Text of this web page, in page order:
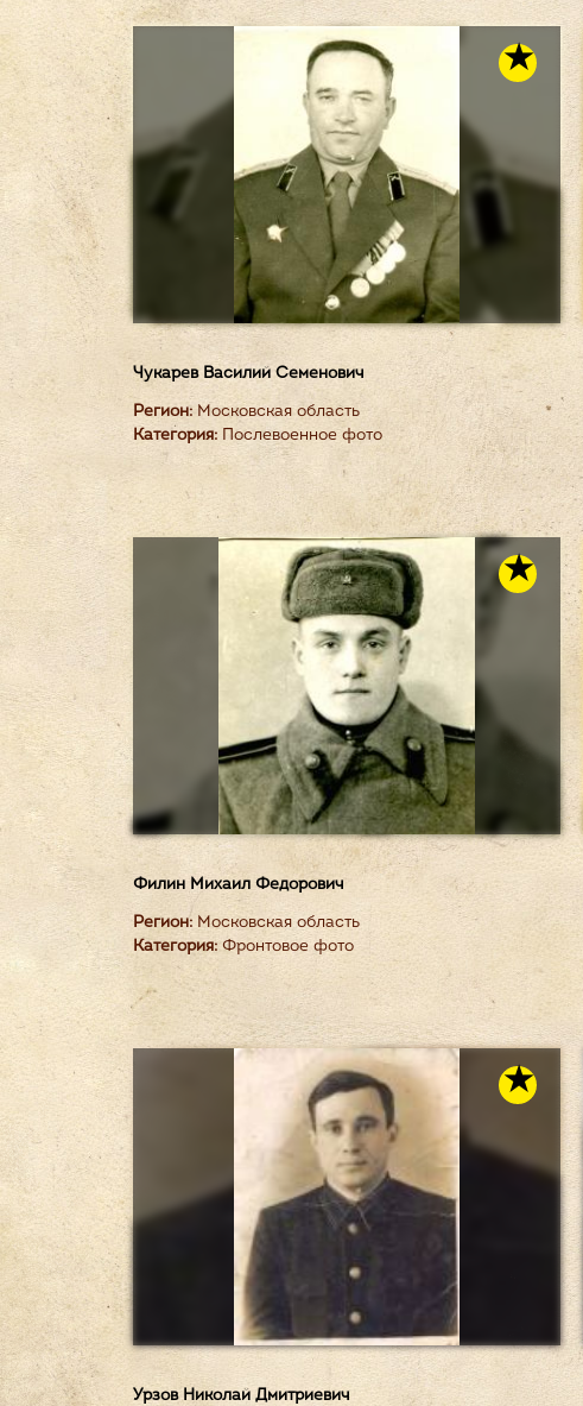
Чукарев Василий Семенович
Регион: Московская область
Категория: Послевоенное фото
Филин Михаил Федорович
Регион: Московская область
Категория: Фронтовое фото
Урзов Николай Дмитриевич